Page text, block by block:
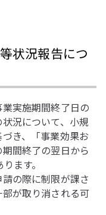
状況報告につ
実施期間終了日の
況について、小規
き、「事業効果お
間終了の翌日から
ます。
の際に制限が課さ
が取り消される可